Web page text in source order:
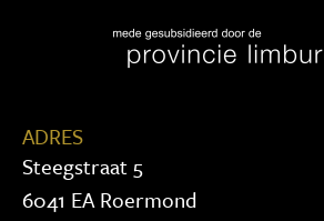
ADRES
Steegstraat 5
6041 EA Roermond